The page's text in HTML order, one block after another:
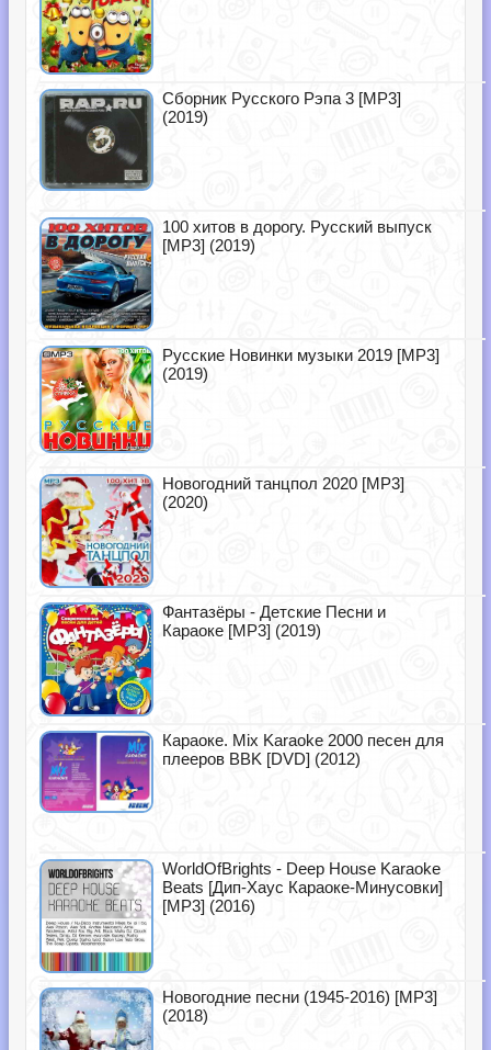
Сборник Русского Рэпа 3 [MP3]
(2019)
100 хитов в дорогу. Русский выпуск
[MP3] (2019)
Русские Новинки музыки 2019 [MP3]
(2019)
Новогодний танцпол 2020 [MP3]
(2020)
Фантазёры - Детские Песни и
Караоке [MP3] (2019)
Караоке. Mix Karaoke 2000 песен для
плееров BBK [DVD] (2012)
WorldOfBrights - Deep House Karaoke
Beats [Дип-Хаус Караоке-Минусовки]
[MP3] (2016)
Новогодние песни (1945-2016) [MP3]
(2018)